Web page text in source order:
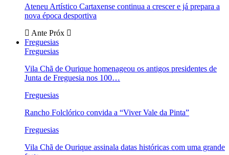
Ateneu Artístico Cartaxense continua a crescer e já prepara a
nova época desportiva
Ante Próx
Freguesias
Freguesias
Vila Chã de Ourique homenageou os antigos presidentes de
Junta de Freguesia nos 100…
Freguesias
Rancho Folclórico convida a “Viver Vale da Pinta”
Freguesias
Vila Chã de Ourique assinala datas históricas com uma grande